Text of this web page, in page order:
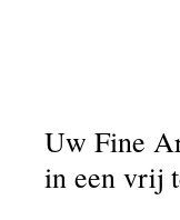
Uw Fine
in een vrij